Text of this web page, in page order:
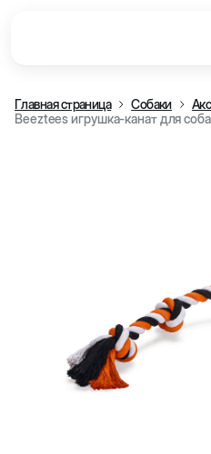
Главная страница Собаки
Beeztees игрушка-канат для